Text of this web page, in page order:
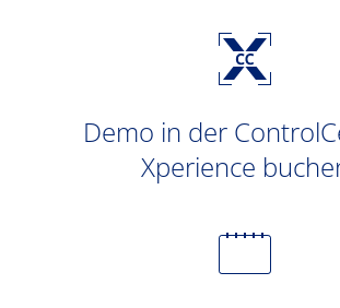
Demo in der
Xperience